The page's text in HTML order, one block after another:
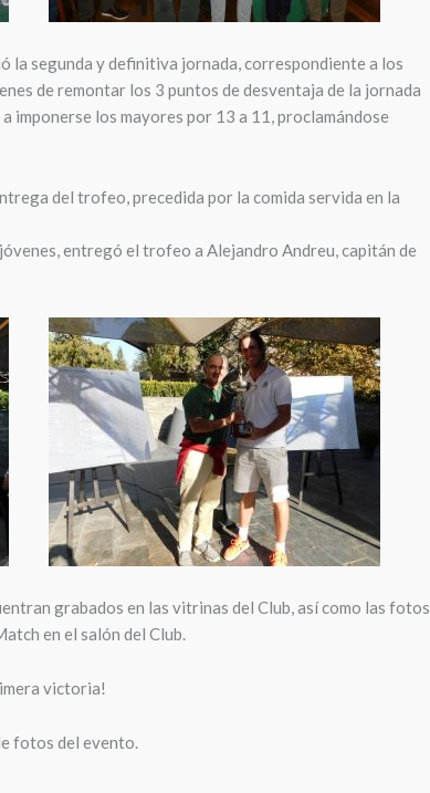
la segunda y definitiva jornada, correspondiente a los
de remontar los 3 puntos de desventaja de la jornada
imponerse los mayores por 13 a 11, proclamándose
del trofeo, precedida por la comida servida en la
entregó el trofeo a Alejandro Andreu, capitán de
grabados en las vitrinas del Club, así como las fotos
en el salón del Club.
victoria!
fotos del evento.